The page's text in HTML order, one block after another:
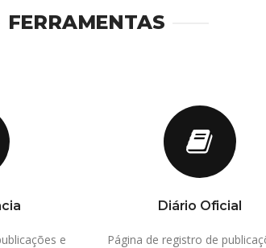
FERRAMENTAS
e
Diário Oficial
Página de registro de